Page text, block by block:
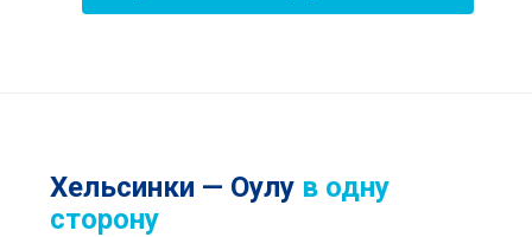
Хельсинки — Оулу в одну
сторону